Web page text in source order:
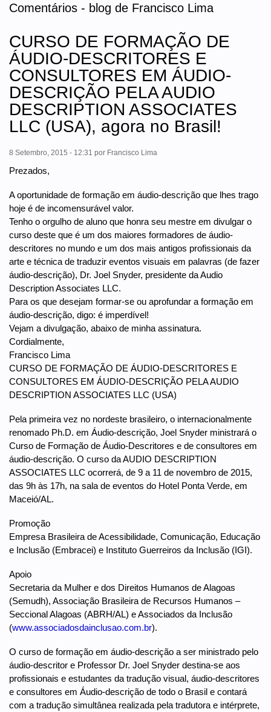
Comentários - blog de Francisco Lima
CURSO DE FORMAÇÃO DE
ÁUDIO-DESCRITORES E
CONSULTORES EM ÁUDIO-
DESCRIÇÃO PELA AUDIO
DESCRIPTION ASSOCIATES
LLC (USA), agora no Brasil!
8 Setembro, 2015 - 12:31 por Francisco Lima
Prezados,
A oportunidade de formação em áudio-descrição que lhes trago
hoje é de incomensurável valor.
Tenho o orgulho de aluno que honra seu mestre em divulgar o
curso deste que é um dos maiores formadores de áudio-
descritores no mundo e um dos mais antigos profissionais da
arte e técnica de traduzir eventos visuais em palavras (de fazer
áudio-descrição), Dr. Joel Snyder, presidente da Audio
Description Associates LLC.
Para os que desejam formar-se ou aprofundar a formação em
áudio-descrição, digo: é imperdível!
Vejam a divulgação, abaixo de minha assinatura.
Cordialmente,
Francisco Lima
CURSO DE FORMAÇÃO DE ÁUDIO-DESCRITORES E
CONSULTORES EM ÁUDIO-DESCRIÇÃO PELA AUDIO
DESCRIPTION ASSOCIATES LLC (USA)
Pela primeira vez no nordeste brasileiro, o internacionalmente
renomado Ph.D. em Áudio-descrição, Joel Snyder ministrará o
Curso de Formação de Áudio-Descritores e de consultores em
áudio-descrição. O curso da AUDIO DESCRIPTION
ASSOCIATES LLC ocorrerá, de 9 a 11 de novembro de 2015,
das 9h às 17h, na sala de eventos do Hotel Ponta Verde, em
Maceió/AL.
Promoção
Empresa Brasileira de Acessibilidade, Comunicação, Educação
e Inclusão (Embracei) e Instituto Guerreiros da Inclusão (IGI).
Apoio
Secretaria da Mulher e dos Direitos Humanos de Alagoas
(Semudh), Associação Brasileira de Recursos Humanos –
Seccional Alagoas (ABRH/AL) e Associados da Inclusão
(www.associadosdainclusao.com.br).
O curso de formação em áudio-descrição a ser ministrado pelo
áudio-descritor e Professor Dr. Joel Snyder destina-se aos
profissionais e estudantes da tradução visual, áudio-descritores
e consultores em Áudio-descrição de todo o Brasil e contará
com a tradução simultânea realizada pela tradutora e intérprete,